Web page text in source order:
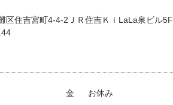
区住吉宮町4-4-2ＪＲ住吉ＫｉLaLa泉ビル5F
金
お休み